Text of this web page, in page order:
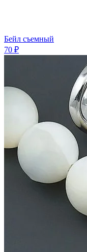
Бейл съемный
70 ₽